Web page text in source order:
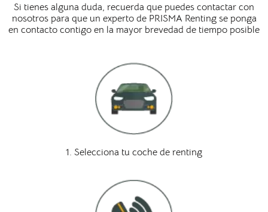
Si tienes alguna duda, recuerda que puedes contactar con
nosotros para que un experto de PRISMA Renting se ponga
en contacto contigo en la mayor brevedad de tiempo posible
1. Selecciona tu coche de renting